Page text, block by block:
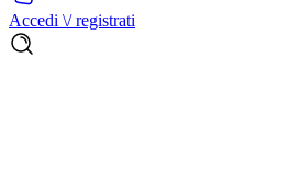
Accedi \/ registrati